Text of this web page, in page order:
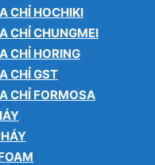
CHỈ HOCHIKI
CHỈ CHUNGMEI
CHỈ HORING
CHỈ GST
CHỈ FORMOSA